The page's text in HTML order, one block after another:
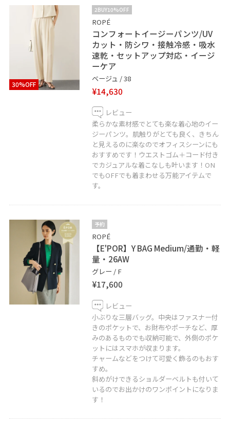
30%OFF
2BUY10%OFF
ROPÉ
コンフォートイージーパンツ/UV
カット・防シワ・接触冷感・吸水
速乾・セットアップ対応・イージ
ーケア
ベージュ / 38
¥14,630
レビュー
柔らかな素材感でとても楽な着心地のイー
ジーパンツ。肌触りがとても良く、きちん
と見えるのに楽なのでオフィスシーンにも
おすすめです！ウエストゴム＋コード付き
でカジュアルな着こなしも叶います！ON
でもOFFでも着まわせる万能アイテムで
す。
予約
ROPÉ
【E'POR】Y BAG Medium/通勤・軽
量・26AW
グレー / F
¥17,600
レビュー
小ぶりな三層バッグ。中央はファスナー付
きのポケットで、お財布やポーチなど、厚
みのあるものでも収納可能で、外側のポケ
ットにはスマホが収まります。
チャームなどをつけて可愛く飾るのもおす
すめ。
斜めがけできるショルダーベルトも付いて
いるのでお出かけのワンポイントになりま
す！